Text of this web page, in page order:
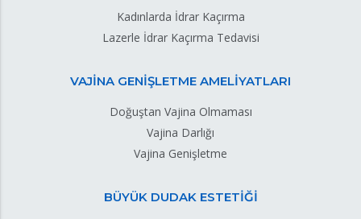
Kadınlarda İdrar Kaçırma
Lazerle İdrar Kaçırma Tedavisi
VAJİNA GENİŞLETME AMELİYATLARI
Doğuştan Vajina Olmaması
Vajina Darlığı
Vajina Genişletme
BÜYÜK DUDAK ESTETİĞİ